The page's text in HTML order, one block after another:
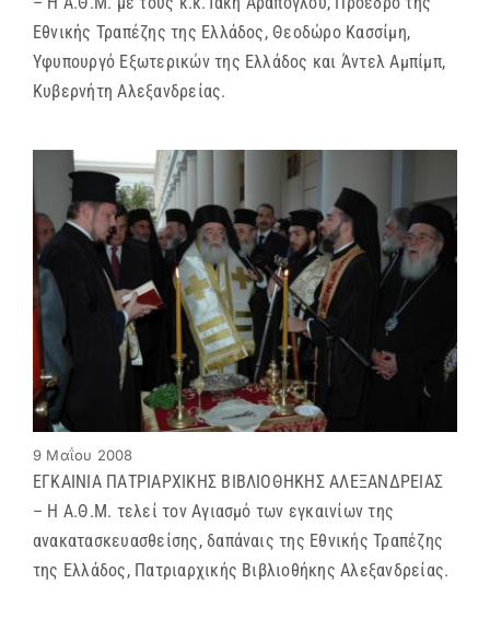
Εθνικής Τραπέζης της Ελλάδος, Θεοδώρο Κασσίμη,
Υφυπουργό Εξωτερικών της Ελλάδος και Άντελ Αμπίμπ,
Κυβερνήτη Αλεξανδρείας.
9 Μαΐου 2008
ΕΓΚΑΙΝΙΑ ΠΑΤΡΙΑΡΧΙΚΗΣ ΒΙΒΛΙΟΘΗΚΗΣ ΑΛΕΞΑΝΔΡΕΙΑΣ
– Η Α.Θ.Μ. τελεί τον Αγιασμό των εγκαινίων της
ανακατασκευασθείσης, δαπάναις της Εθνικής Τραπέζης
της Ελλάδος, Πατριαρχικής Βιβλιοθήκης Αλεξανδρείας.